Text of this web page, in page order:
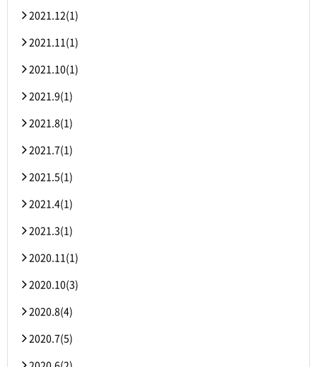
2021.12(1)
2021.11(1)
2021.10(1)
2021.9(1)
2021.8(1)
2021.7(1)
2021.5(1)
2021.4(1)
2021.3(1)
2020.11(1)
2020.10(3)
2020.8(4)
2020.7(5)